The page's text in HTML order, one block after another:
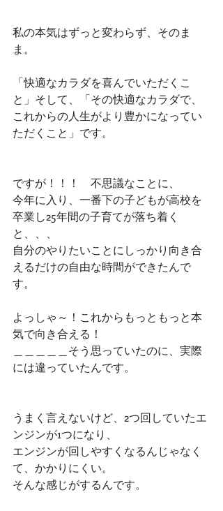
私の本気はずっと変わらず、そのま
ま。
「快適なカラダを喜んでいただくこ
と」そして、「その快適なカラダで、
これからの人生がより豊かになってい
ただくこと」です。
ですが！！！　不思議なことに、
今年に入り、一番下の子どもが高校を
卒業し25年間の子育てが落ち着く
と、、、
自分のやりたいことにしっかり向き合
えるだけの自由な時間ができたんで
す。
よっしゃ～！これからもっともっと本
気で向き合える！
＿＿＿＿＿そう思っていたのに、実際
には違っていたんです。
うまく言えないけど、2つ回していたエ
ンジンが1つになり、
エンジンが回しやすくなるんじゃなく
て、かかりにくい。
そんな感じがするんです。